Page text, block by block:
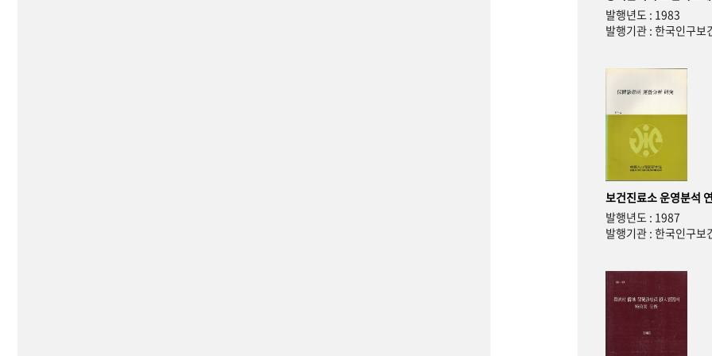
발행년도 : 1983
발행기관 : 한국인구보
보건진료소 운영분석
발행년도 : 1987
발행기관 : 한국인구보